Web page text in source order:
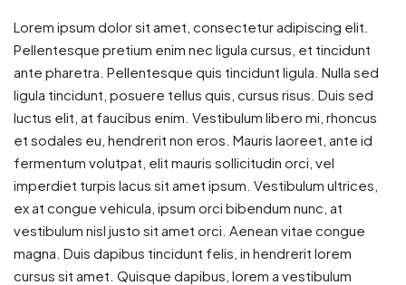
Lorem ipsum dolor sit amet, consectetur adipiscing elit.
Pellentesque pretium enim nec ligula cursus, et tincidunt
ante pharetra. Pellentesque quis tincidunt ligula. Nulla sed
ligula tincidunt, posuere tellus quis, cursus risus. Duis sed
luctus elit, at faucibus enim. Vestibulum libero mi, rhoncus
et sodales eu, hendrerit non eros. Mauris laoreet, ante id
fermentum volutpat, elit mauris sollicitudin orci, vel
imperdiet turpis lacus sit amet ipsum. Vestibulum ultrices,
ex at congue vehicula, ipsum orci bibendum nunc, at
vestibulum nisl justo sit amet orci. Aenean vitae congue
magna. Duis dapibus tincidunt felis, in hendrerit lorem
cursus sit amet. Quisque dapibus, lorem a vestibulum